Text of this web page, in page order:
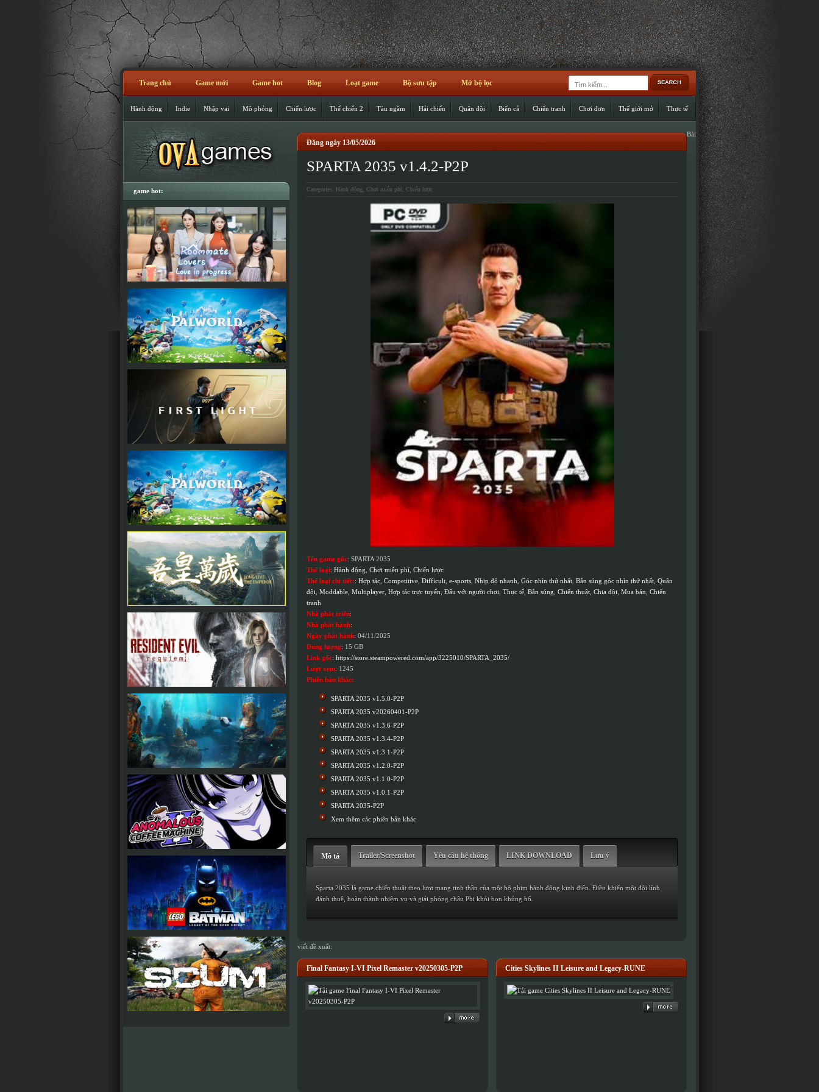
Trang chủ Game mới Game hot Blog Loạt game Bộ sưu tập Mở bộ lọc
Hành động Indie Nhập vai Mô phỏng Chiến lược Thế chiến 2 Tàu ngầm Hải chiến Quân đội Biển cả Chiến tranh Chơi đơn Thế giới mở Thực tế
Đăng ngày 13/05/2026
SPARTA 2035 v1.4.2-P2P
Categories: Hành động Chơi miễn phí Chiến lược
Tên game gốc: SPARTA 2035
Thể loại: Hành động Chơi miễn phí Chiến lược
Thể loại chi tiết:: Hợp tác Competitive Difficult e-sports Nhịp độ nhanh Góc nhìn thứ nhất Bắn súng góc nhìn thứ nhất Quân
đội Moddable Multiplayer Hợp tác trực tuyến Đấu với người chơi Thực tế Bắn súng Chiến thuật Chia đội Mua bán Chiến
tranh
Nhà phát triển:
Nhà phát hành:
Ngày phát hành: 04/11/2025
Dung lượng: 15 GB
Link gốc: https://store.steampowered.com/app/3225010/SPARTA_2035/
Lượt xem: 1245
Phiên bản khác:
SPARTA 2035 v1.5.0-P2P
SPARTA 2035 v20260401-P2P
SPARTA 2035 v1.3.6-P2P
SPARTA 2035 v1.3.4-P2P
SPARTA 2035 v1.3.1-P2P
SPARTA 2035 v1.2.0-P2P
SPARTA 2035 v1.1.0-P2P
SPARTA 2035 v1.0.1-P2P
SPARTA 2035-P2P
Xem thêm các phiên bản khác
Mô tả Trailer/Screenshot Yêu cầu hệ thống LINK DOWNLOAD Lưu ý
Sparta 2035 là game chiến thuật theo lượt mang tinh thần của một bộ phim hành động kinh điển. Điều khiển một đội lính
đánh thuê, hoàn thành nhiệm vụ và giải phóng châu Phi khỏi bọn khủng bố.
Bài
viết đề xuất:
Final Fantasy I-VI Pixel Remaster v20250305-P2P Cities Skylines II Leisure and Legacy-RUNE
game hot: